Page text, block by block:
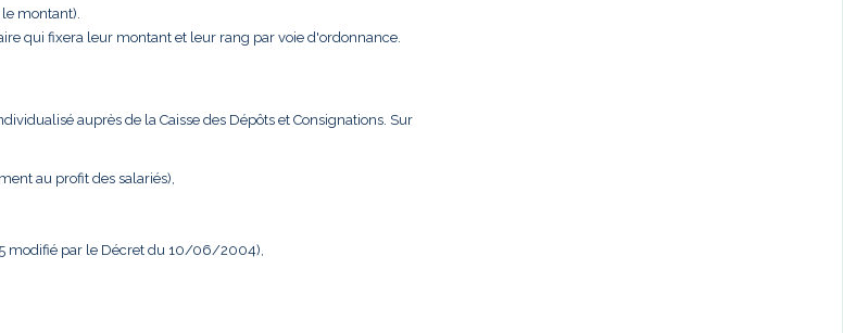
montant).
qui fixera leur montant et leur rang par voie d'ordonnance.
auprès de la Caisse des Dépôts et Consignations. Sur
au profit des salariés),
modifié par le Décret du 10/06/2004),